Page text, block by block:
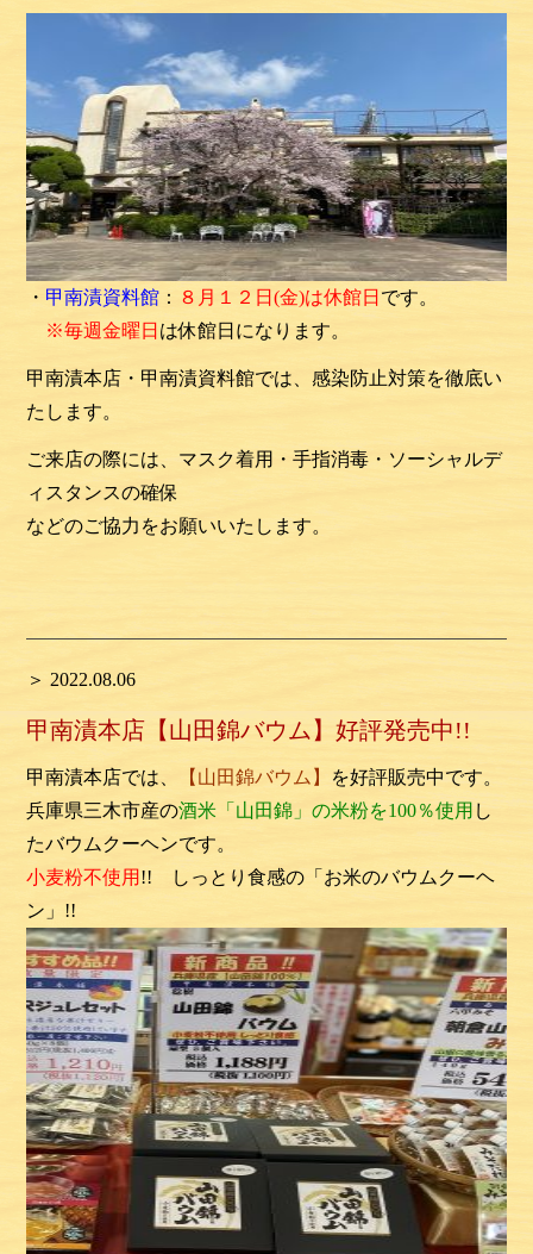
・ 甲南漬資料館 ： ８月１２日(金)は休館日 です。
※毎週金曜日 は休館日になります。
甲南漬本店 ・甲南漬資料館では、感染防止対策を徹底い
たします。
ご来店の際には、マスク着用・手指消毒・ソーシャルデ
ィスタンスの確保
などのご協力をお願いいたします。
＞ 2022.08.06
甲南漬本店【山田錦バウム】好評発売中!!
甲南漬本店では、 【山田錦バウム】 を好評販売中です。
兵庫県三木市産の酒米「山田錦」の米粉を100％使用 し
たバウムクーヘンです。
小麦粉不使用 !! しっとり食感の「お米のバウムクーヘ
ン」 !!